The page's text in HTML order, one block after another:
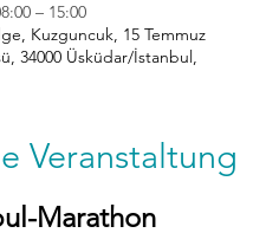
– 15:00
Kuzguncuk, 15 Temmuz
34000 Üsküdar/İstanbul,
Veranstaltung
Marathon